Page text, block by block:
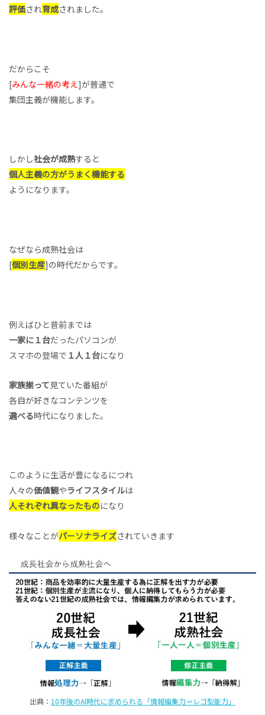
評価され育成されました。
だからこそ
[みんな一緒の考え]が普通で
集団主義が機能します。
しかし社会が成熟すると
個人主義の方がうまく機能する
ようになります。
なぜなら成熟社会は
[個別生産]の時代だからです。
例えばひと昔前までは
一家に１台だったパソコンが
スマホの登場で １人１台になり
家族揃って 見ていた番組が
各自が好きなコンテンツを
選べる時代になりました。
このように生活が豊になるにつれ
人々の価値観やライフスタイルは
人それぞれ異なったものになり
様々なことがパーソナライズされていきます
出典： 10年後のAI時代に求められる「情報編集力＝レゴ型能力」